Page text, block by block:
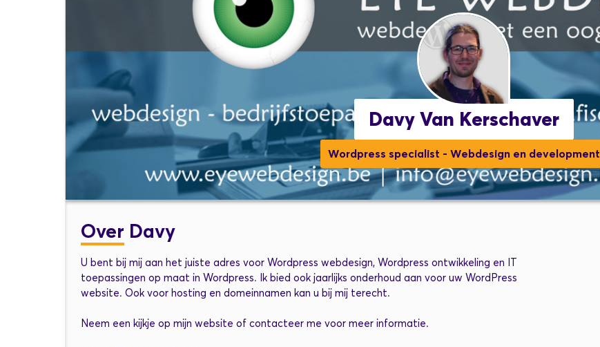
Davy Van Kerschaver
Wordpress specialist - Webdesign en development
Over Davy
U bent bij mij aan het juiste adres voor Wordpress webdesign, Wordpress ontwikkeling en IT
toepassingen op maat in Wordpress. Ik bied ook jaarlijks onderhoud aan voor uw WordPress
website. Ook voor hosting en domeinnamen kan u bij mij terecht.
Neem een kijkje op mijn website of contacteer me voor meer informatie.